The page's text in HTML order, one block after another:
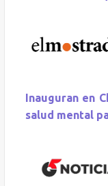
Inauguran en
salud mental